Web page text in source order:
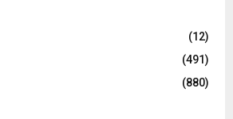
(12)
(491)
(880)